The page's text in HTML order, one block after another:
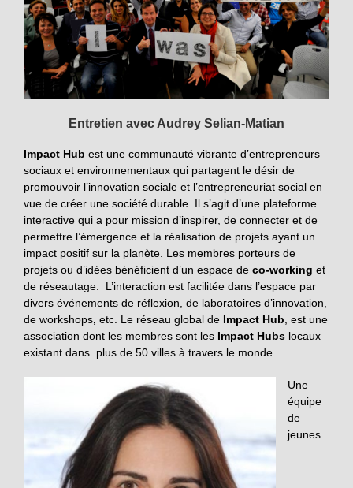
Entretien avec Audrey Selian-Matian
Impact Hub est une communauté vibrante d’entrepreneurs
sociaux et environnementaux qui partagent le désir de
promouvoir l’innovation sociale et l’entrepreneuriat social en
vue de créer une société durable. Il s’agit d’une plateforme
interactive qui a pour mission d’inspirer, de connecter et de
permettre l’émergence et la réalisation de projets ayant un
impact positif sur la planète. Les membres porteurs de
projets ou d’idées bénéficient d’un espace de co-working et
de réseautage. L’interaction est facilitée dans l’espace par
divers événements de réflexion, de laboratoires d’innovation,
de workshops, etc. Le réseau global de Impact Hub, est une
association dont les membres sont les Impact Hubs locaux
existant dans plus de 50 villes à travers le monde.
Une
équipe
de
jeunes